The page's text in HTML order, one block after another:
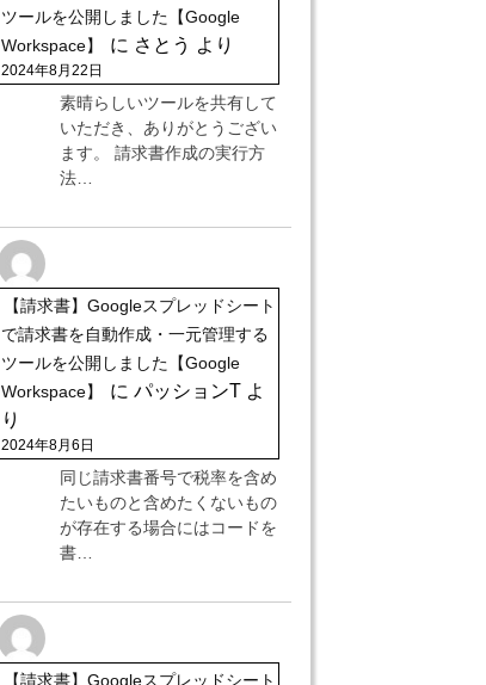
ツールを公開しました【Google
Workspace】
に さとう より
2024年8月22日
素晴らしいツールを共有して
いただき、ありがとうござい
ます。 請求書作成の実行方
法…
【請求書】Googleスプレッドシート
で請求書を自動作成・一元管理する
ツールを公開しました【Google
Workspace】
に パッションT よ
り
2024年8月6日
同じ請求書番号で税率を含め
たいものと含めたくないもの
が存在する場合にはコードを
書…
【請求書】Googleスプレッドシート